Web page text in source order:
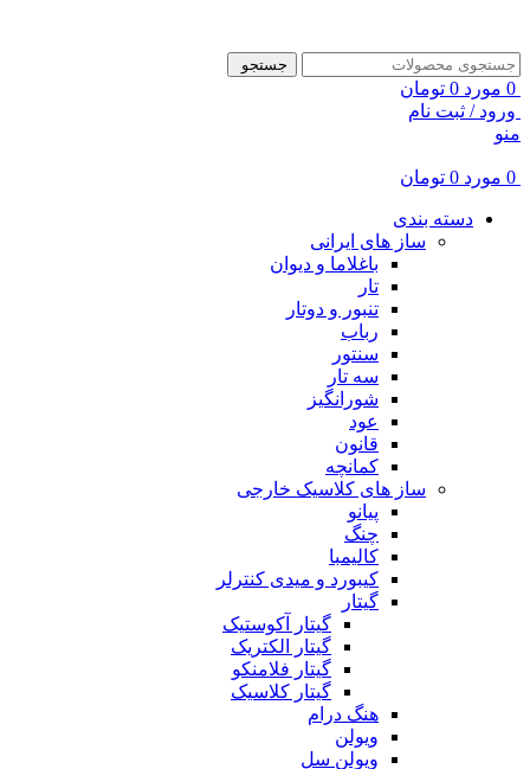
جستجو
0 مورد 0 تومان
ورود / ثبت نام
منو
0 مورد 0 تومان
دسته بندی
ساز های ایرانی
باغلاما و دیوان
تار
تنبور و دوتار
رباب
سنتور
سه تار
شورانگیز
عود
قانون
کمانچه
ساز های کلاسیک خارجی
پیانو
چنگ
کالیمبا
کیبورد و میدی کنترلر
گیتار
گیتار آکوستیک
گیتار الکتریک
گیتار فلامنکو
گیتار کلاسیک
هنگ درام
ویولن
ویولن سل